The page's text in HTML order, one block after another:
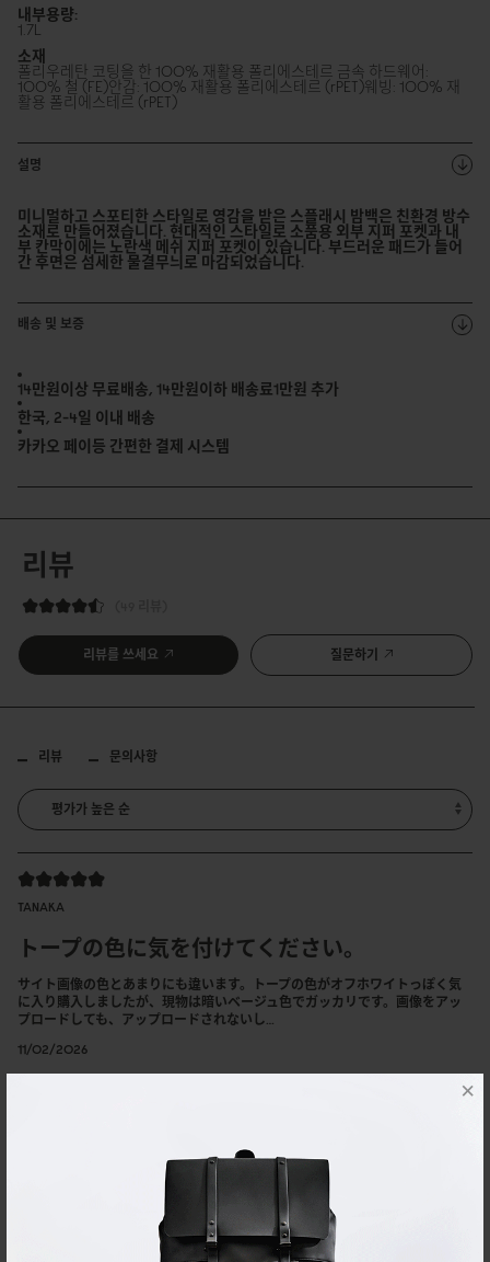
×
내부용량:
1.7L
소재
폴리우레탄 코팅을 한 100% 재활용 폴리에스테르 금속 하드웨어:
100% 철 (FE)안감: 100% 재활용 폴리에스테르 (rPET)웨빙: 100% 재
활용 폴리에스테르 (rPET)
설명
미니멀하고 스포티한 스타일로 영감을 받은 스플래시 밤백은 친환경 방수
소재로 만들어졌습니다. 현대적인 스타일로 소품용 외부 지퍼 포켓과 내
부 칸막이에는 노란색 메쉬 지퍼 포켓이 있습니다. 부드러운 패드가 들어
간 후면은 섬세한 물결무늬로 마감되었습니다.
배송 및 보증
14만원이상 무료배송, 14만원이하 배송료1만원 추가
한국, 2-4일 이내 배송
카카오 페이등 간편한 결제 시스템
리뷰
리뷰를 쓰세요 질문하기
리뷰 문의사항
TANAKA
トープの色に気を付けてください。
サイト画像の色とあまりにも違います。トープの色がオフホワイトっぽく気
に入り購入しましたが、現物は暗いベージュ色でガッカリです。画像をアッ
プロードしても、アップロードされないし…
11/02/2026
Where Style Meets Function
This bag is the perfect blend of style and practicality. The sleek, minimalist
design makes it incredibly versatile, while the soft neutral color pairs
effortlessly with any outfit. It sits comfortably across the body and feels